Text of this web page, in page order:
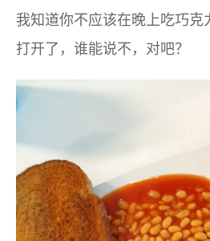
我知道你不应该在晚上吃巧克
打开了，谁能说不，对吧？